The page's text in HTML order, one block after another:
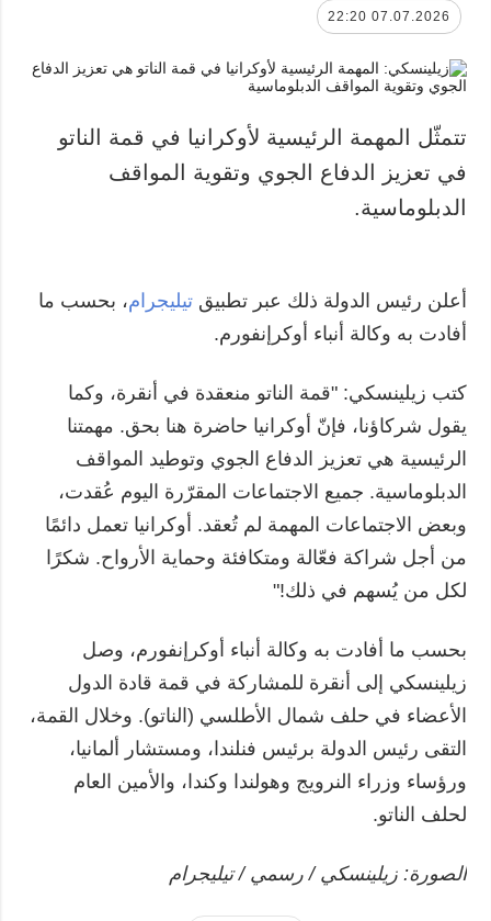
07.07.2026 22:20
تتمثّل المهمة الرئيسية لأوكرانيا في قمة الناتو
في تعزيز الدفاع الجوي وتقوية المواقف
الدبلوماسية.
أعلن رئيس الدولة ذلك عبر تطبيقتيليجرام، بحسب ما
أفادت به وكالة أنباء أوكرإنفورم.
كتب زيلينسكي: "قمة الناتو منعقدة في أنقرة، وكما
يقول شركاؤنا، فإنّ أوكرانيا حاضرة هنا بحق. مهمتنا
الرئيسية هي تعزيز الدفاع الجوي وتوطيد المواقف
الدبلوماسية. جميع الاجتماعات المقرّرة اليوم عُقدت،
وبعض الاجتماعات المهمة لم تُعقد. أوكرانيا تعمل دائمًا
من أجل شراكة فعّالة ومتكافئة وحماية الأرواح. شكرًا
لكل من يُسهم في ذلك!"
بحسب ما أفادت به وكالة أنباء أوكرإنفورم، وصل
زيلينسكي إلى أنقرة للمشاركة في قمة قادة الدول
الأعضاء في حلف شمال الأطلسي (الناتو). وخلال القمة،
التقى رئيس الدولة برئيس فنلندا، ومستشار ألمانيا،
ورؤساء وزراء النرويج وهولندا وكندا، والأمين العام
لحلف الناتو.
الصورة: زيلينسكي / رسمي / تيليجرام